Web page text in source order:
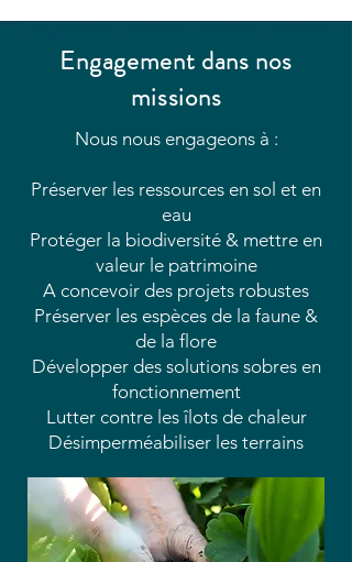
Engagement dans nos
missions
Nous nous engageons à :
​Préserver les ressources en sol et en
eau
Protéger la biodiversité & mettre en
valeur le patrimoine
A concevoir des projets robustes
Préserver les espèces de la faune &
de la flore
Développer des solutions sobres en
fonctionnement
Lutter contre les îlots de chaleur
Désimperméabiliser les terrains